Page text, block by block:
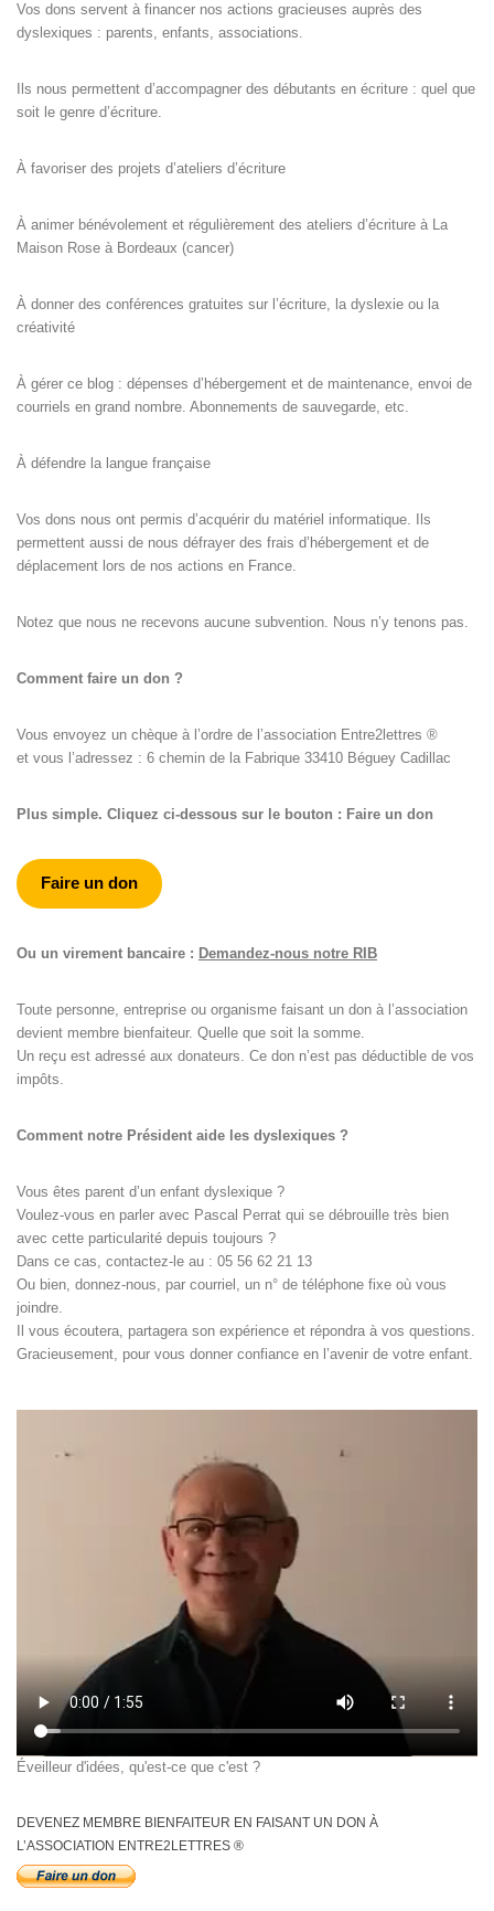
Vos dons servent à financer nos actions gracieuses auprès des
dyslexiques : parents, enfants, associations.
Ils nous permettent d’accompagner des débutants en écriture : quel que
soit le genre d’écriture.
À favoriser des projets d’ateliers d’écriture
À animer bénévolement et régulièrement des ateliers d’écriture à La
Maison Rose à Bordeaux (cancer)
À donner des conférences gratuites sur l’écriture, la dyslexie ou la
créativité
À gérer ce blog : dépenses d’hébergement et de maintenance, envoi de
courriels en grand nombre. Abonnements de sauvegarde, etc.
À défendre la langue française
Vos dons nous ont permis d’acquérir du matériel informatique. Ils
permettent aussi de nous défrayer des frais d’hébergement et de
déplacement lors de nos actions en France.
Notez que nous ne recevons aucune subvention. Nous n’y tenons pas.
Comment faire un don ?
Vous envoyez un chèque à l’ordre de l’association Entre2lettres ®
et vous l’adressez : 6 chemin de la Fabrique 33410 Béguey Cadillac
Plus simple. Cliquez ci-dessous sur le bouton : Faire un don
Faire un don
Ou un virement bancaire : Demandez-nous notre RIB
Toute personne, entreprise ou organisme faisant un don à l’association
devient membre bienfaiteur. Quelle que soit la somme.
Un reçu est adressé aux donateurs. Ce don n’est pas déductible de vos
impôts.
Comment notre Président aide les dyslexiques ?
Vous êtes parent d’un enfant dyslexique ?
Voulez-vous en parler avec Pascal Perrat qui se débrouille très bien
avec cette particularité depuis toujours ?
Dans ce cas, contactez-le au : 05 56 62 21 13
Ou bien, donnez-nous, par courriel, un n° de téléphone fixe où vous
joindre.
Il vous écoutera, partagera son expérience et répondra à vos questions.
Gracieusement, pour vous donner confiance en l’avenir de votre enfant.
Éveilleur d'idées, qu'est-ce que c'est ?
DEVENEZ MEMBRE BIENFAITEUR EN FAISANT UN DON À
L’ASSOCIATION ENTRE2LETTRES ®